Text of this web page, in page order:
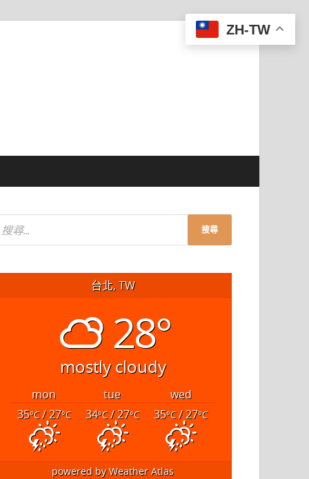
台北, TW
28°
mostly cloudy
mon tue
wed
35°C/ 27°C 34°C/ 27°C 35°C/ 27°C
powered byWeather Atlas
ZH-TW